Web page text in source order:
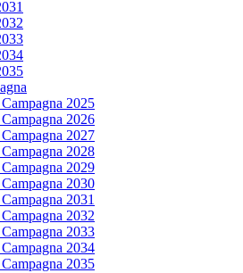
2025
2026
2027
2028
2029
2030
2031
2032
2033
2034
2035